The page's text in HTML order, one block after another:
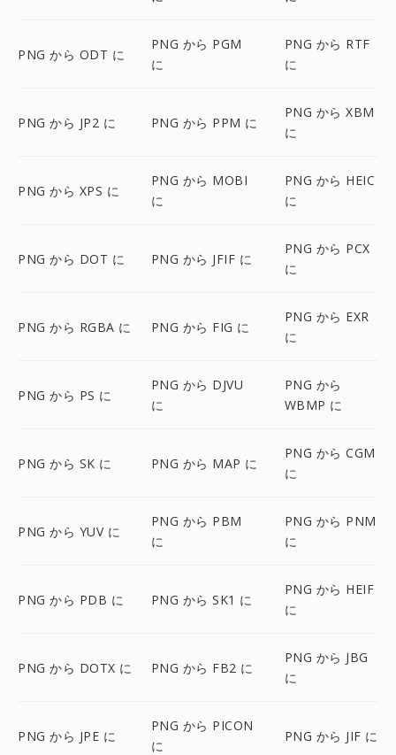
PNG から ODT に
PNG から PGM
に
PNG から RTF
に
PNG から JP2 に PNG から PPM に
PNG から XBM
に
PNG から XPS に
PNG から MOBI
に
PNG から HEIC
に
PNG から DOT に PNG から JFIF に
PNG から PCX
に
PNG から RGBA に PNG から FIG に
PNG から EXR
に
PNG から PS に
PNG から DJVU
に
PNG から
WBMP に
PNG から SK に PNG から MAP に
PNG から CGM
に
PNG から YUV に
PNG から PBM
に
PNG から PNM
に
PNG から PDB に PNG から SK1 に
PNG から HEIF
に
PNG から DOTX に PNG から FB2 に
PNG から JBG
に
PNG から JPE に
PNG から PICON
に
PNG から JIF に